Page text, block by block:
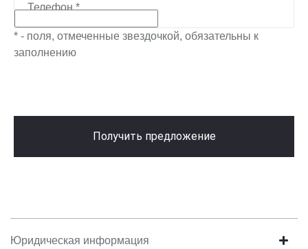
Телефон*
* - поля, отмеченные звездочкой, обязательны к
заполнению
Получить предложение
Юридическая информация